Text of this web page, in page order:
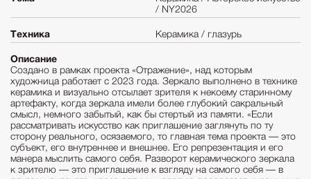
/ NY2026
Техника Керамика / глазурь
Описание
Создано в рамках проекта «Отражение», над которым
художница работает с 2023 года. Зеркало выполнено в технике
керамика и визуально отсылает зрителя к некоему старинному
артефакту, когда зеркала имели более глубокий сакральный
смысл, немного забытый, как бы стертый из памяти. «Если
рассматривать искусство как приглашение заглянуть по ту
сторону реального, осязаемого, то главная тема проекта — это
субъект, его внутреннее и внешнее. Его репрезентация и его
манера мыслить самого себя. Разворот керамического зеркала
к зрителю — это приглашение к взгляду на самого себя — в